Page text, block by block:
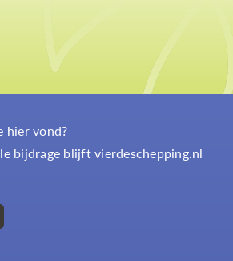
hier vond?
bijdrage blijft vierdeschepping.nl